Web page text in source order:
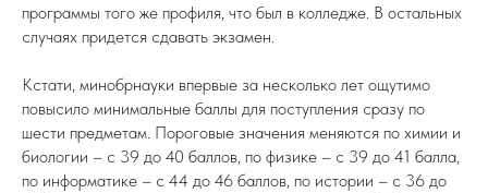
программы того же профиля, что был в колледже. В остальных
случаях придется сдавать экзамен.
Кстати, минобрнауки впервые за несколько лет ощутимо
повысило минимальные баллы для поступления сразу по
шести предметам. Пороговые значения меняются по химии и
биологии – с 39 до 40 баллов, по физике – с 39 до 41 балла,
по информатике – с 44 до 46 баллов, по истории – с 36 до